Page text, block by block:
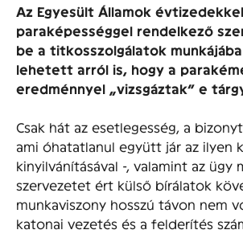
Az Egyesült Államok
paraképességgel rendelkező
be a titkosszolgálatok
lehetett arról is, hogy a
eredménnyel „vizsgáztak” e
Csak hát az esetlegesség, a
ami óhatatlanul együtt jár az ilyen
kinyilvánításával -, valamint az ügy
szervezetet ért külső bírálatok
munkaviszony hosszú távon nem
katonai vezetés és a felderítés